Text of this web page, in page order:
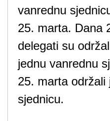
vanrednu
25. marta. Dana
delegati su
jednu vanrednu
25. marta održali
sjednicu.